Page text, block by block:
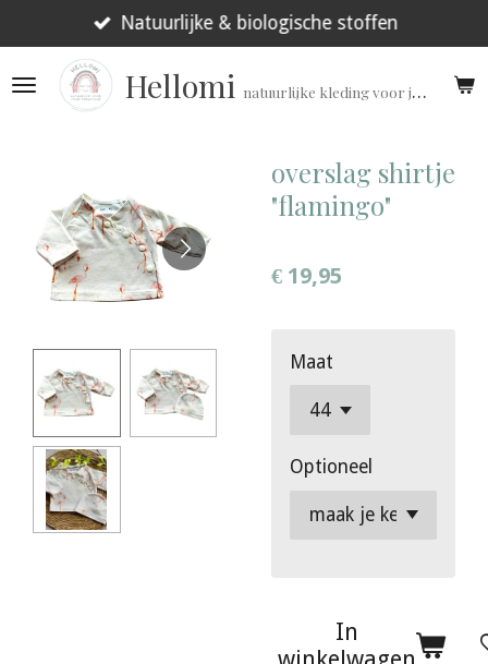
direct
naar
Hellomi natuurlijke kleding voor jouw prematuur!
Natuurlijke & biologische stoffen
overslag shirtje
"flamingo"
€ 19,95
Maat
Optioneel
In